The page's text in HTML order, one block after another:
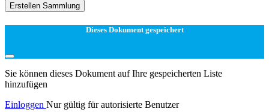
Erstellen Sammlung
Dieses Dokument gespeichert
Sie können dieses Dokument auf Ihre gespeicherten Liste
hinzufügen
Einloggen Nur gültig für autorisierte Benutzer